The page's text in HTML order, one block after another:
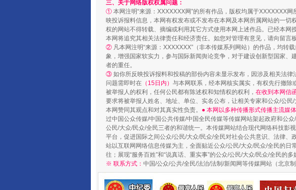
扯下公款旅游的“隐身衣” 如
三、关于网络版权权属问题：
① 本网注明“来源：XXXXXXX网”的所有作品，版权均属于XXXXXXX
映投诉报料信息，本网有权发布或不发布在本网及本网所属网站的一
权的网站不得转载、摘编或利用其它方式使用本网上述作品。已经本网
本网将追究其相关法律责任和经济责任。如您对管理有意见，请向留言
② 凡本网注明“来源：XXXXXXX”（非本传媒系列网站）的作品，均
象，增强国家软实力，参与国际新闻舆论竞争，对于建设创新型国家
者的重任。
③ 如你所反映投诉报料和投稿的部份内容未显示发布，因涉及相关法
问题需即时在 （15日内） 与本网联系，经本网核实属实，有权先行撤
被举报人的权利，任何公民都有陈述权和知情权的权利， 在收到本网信
要求将被举报人姓名、地址、单位、实名公布，让相关专家和公众/公
本网赞同其观点和对其真实性负责。 ● 本网以多种传播形式传播主流媒
过中国公众传媒/中国公共传媒/中国全民传媒等传媒网站架起政府和公
公民/大众/民众/全民三者的和谐统一。本传媒网站结合现代网络科技影
平台，促进国际之间公众/公民/大众/民众/全民对社会公共意识、法律
站以互联网网络信息传媒为主，全面贴近公众/公民/大众/民众/全民的
往；展现“服务百姓”和“说真话、重实事”的公众/公民/大众/民众/全民的多
※ 联系方式： 中国/公众/公共/全民/法治/法制/新闻网等传媒网站（北京制